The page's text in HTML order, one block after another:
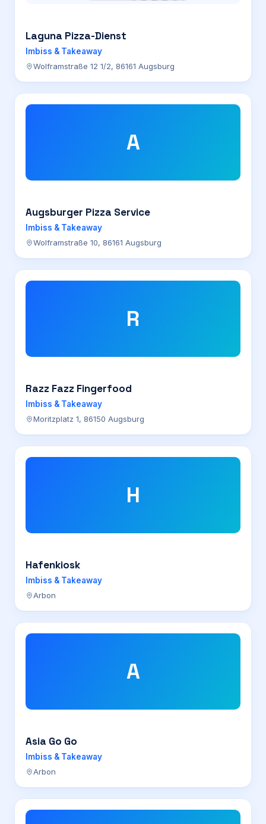
Laguna Pizza-Dienst
Imbiss & Takeaway
Wolframstraße 12 1/2, 86161 Augsburg
A
Augsburger Pizza Service
Imbiss & Takeaway
Wolframstraße 10, 86161 Augsburg
R
Razz Fazz Fingerfood
Imbiss & Takeaway
Moritzplatz 1, 86150 Augsburg
H
Hafenkiosk
Imbiss & Takeaway
Arbon
A
Asia Go Go
Imbiss & Takeaway
Arbon